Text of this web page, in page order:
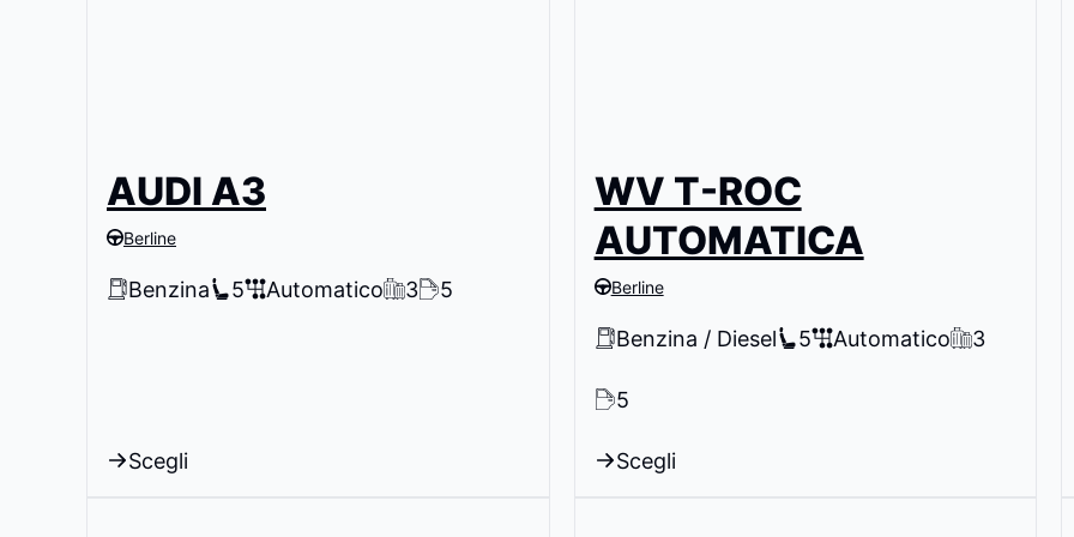
AUDI A3
Berline
Benzina 5 Automatico 3 5
Scegli
WV T-ROC
AUTOMATICA
Berline
Benzina / Diesel 5 Automatico 3
5
Scegli